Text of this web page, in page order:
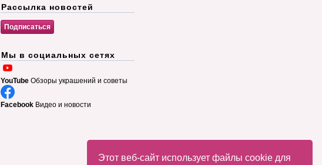
Этот веб-сайт использует файлы cookie для
Рассылка новостей
Мы в социальных сетях
YouTube Обзоры украшений и советы
Facebook Видео и новости